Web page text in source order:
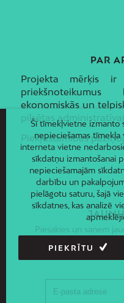
PAR
Projekta mērķis ir
ekonomiskās un
pilsētas
Piekļūstamības
Piesakies un saņem
Šī tīmekļvietne izmanto
nepieciešamas
interneta vietne
sīkdatņu izmantošanai
nepieciešamajām
darbību un
pielāgotu saturu, šajā
sīkdatnes, kas analizē
PIEKRĪTU